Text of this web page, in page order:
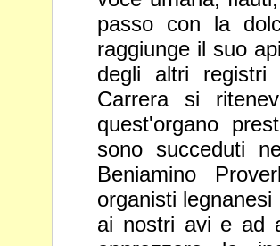
passo con la
raggiunge il suo
degli altri
Carrera si
quest'organo
sono succeduti
Beniamino
organisti
ai nostri avi e ad